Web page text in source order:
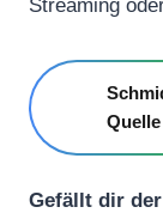
Streaming
Gefällt dir